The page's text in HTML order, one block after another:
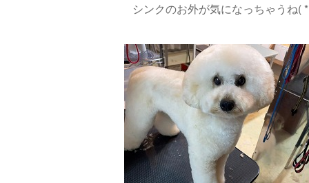
シンクのお外が気になっちゃうね(